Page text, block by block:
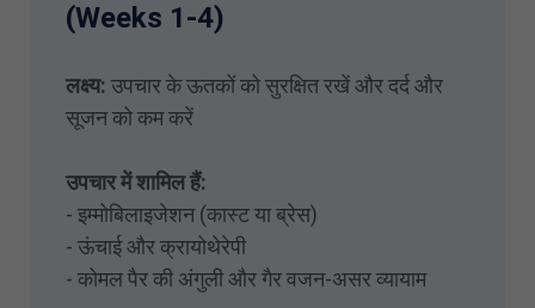
(Weeks 1-4)
लक्ष्य: उपचार के ऊतकों को सुरक्षित रखें और दर्द और
सूजन को कम करें
उपचार में शामिल हैं:
- इम्मोबिलाइजेशन (कास्ट या ब्रेस)
- ऊंचाई औरक्रायोथेरेपी
- कोमल पैर की अंगुली और गैर वजन-असर व्यायाम